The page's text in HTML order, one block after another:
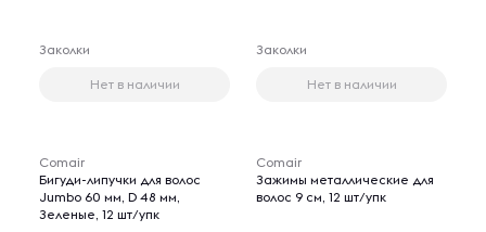
Заколки
Нет в наличии
Заколки
Нет в наличии
Comair
Бигуди-липучки для волос
Jumbo 60 мм, D 48 мм,
Зеленые, 12 шт/упк
Comair
Зажимы металлические для
волос 9 см, 12 шт/упк